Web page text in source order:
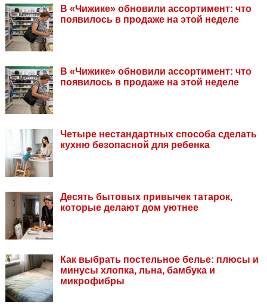
В «Чижике» обновили ассортимент: что
появилось в продаже на этой неделе
В «Чижике» обновили ассортимент: что
появилось в продаже на этой неделе
Четыре нестандартных способа сделать
кухню безопасной для ребенка
Десять бытовых привычек татарок,
которые делают дом уютнее
Как выбрать постельное белье: плюсы и
минусы хлопка, льна, бамбука и
микрофибры